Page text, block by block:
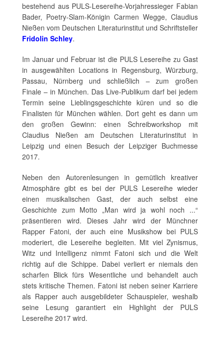
bestehend aus PULS-Lesereihe-Vorjahressieger Fabian
Bader, Poetry-Slam-Königin Carmen Wegge, Claudius
Nießen vom Deutschen Literaturinstitut und Schriftsteller
Fridolin Schley.
Im Januar und Februar ist die PULS Lesereihe zu Gast
in ausgewählten Locations in Regensburg, Würzburg,
Passau, Nürnberg und schließlich – zum großen
Finale – in München. Das Live-Publikum darf bei jedem
Termin seine Lieblingsgeschichte küren und so die
Finalisten für München wählen. Dort geht es dann um
den großen Gewinn: einen Schreibworkshop mit
Claudius Nießen am Deutschen Literaturinstitut in
Leipzig und einen Besuch der Leipziger Buchmesse
2017.
Neben den Autorenlesungen in gemütlich kreativer
Atmosphäre gibt es bei der PULS Lesereihe wieder
einen musikalischen Gast, der auch selbst eine
Geschichte zum Motto „Man wird ja wohl noch ...“
präsentieren wird. Dieses Jahr wird der Münchner
Rapper Fatoni, der auch eine Musikshow bei PULS
moderiert, die Lesereihe begleiten. Mit viel Zynismus,
Witz und Intelligenz nimmt Fatoni sich und die Welt
richtig auf die Schippe. Dabei verliert er niemals den
scharfen Blick fürs Wesentliche und behandelt auch
stets kritische Themen. Fatoni ist neben seiner Karriere
als Rapper auch ausgebildeter Schauspieler, weshalb
seine Lesung garantiert ein Highlight der PULS
Lesereihe 2017 wird.